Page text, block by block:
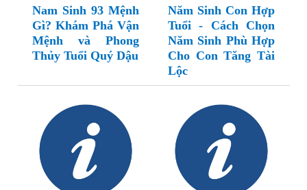
Nam Sinh 93 Mệnh
Gì? Khám Phá Vận
Mệnh và Phong
Thủy Tuổi Quý Dậu
Năm Sinh Con Hợp
Tuổi - Cách Chọn
Năm Sinh Phù Hợp
Cho Con Tăng Tài
Lộc